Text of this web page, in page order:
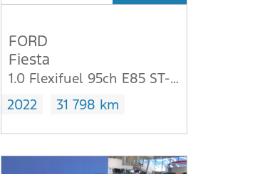
FORD
Fiesta
1.0 Flexifuel 95ch E85 ST-Line 5p
2022
31 798 km